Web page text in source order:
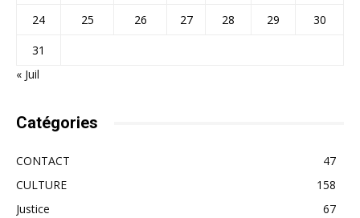
24
25 26 27 28 29
30
31
« Juil
Catégories
CONTACT
47
CULTURE
158
Justice
67